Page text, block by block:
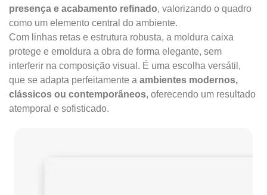
presença e acabamento refinado, valorizando o quadro
como um elemento central do ambiente.
Com linhas retas e estrutura robusta, a moldura caixa
protege e emoldura a obra de forma elegante, sem
interferir na composição visual. É uma escolha versátil,
que se adapta perfeitamente a ambientes modernos,
clássicos ou contemporâneos, oferecendo um resultado
atemporal e sofisticado.